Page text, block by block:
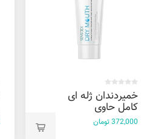
خمیردندان ژله ای
کامل حاوی
هیالورونیک اسید
372,000 تومان